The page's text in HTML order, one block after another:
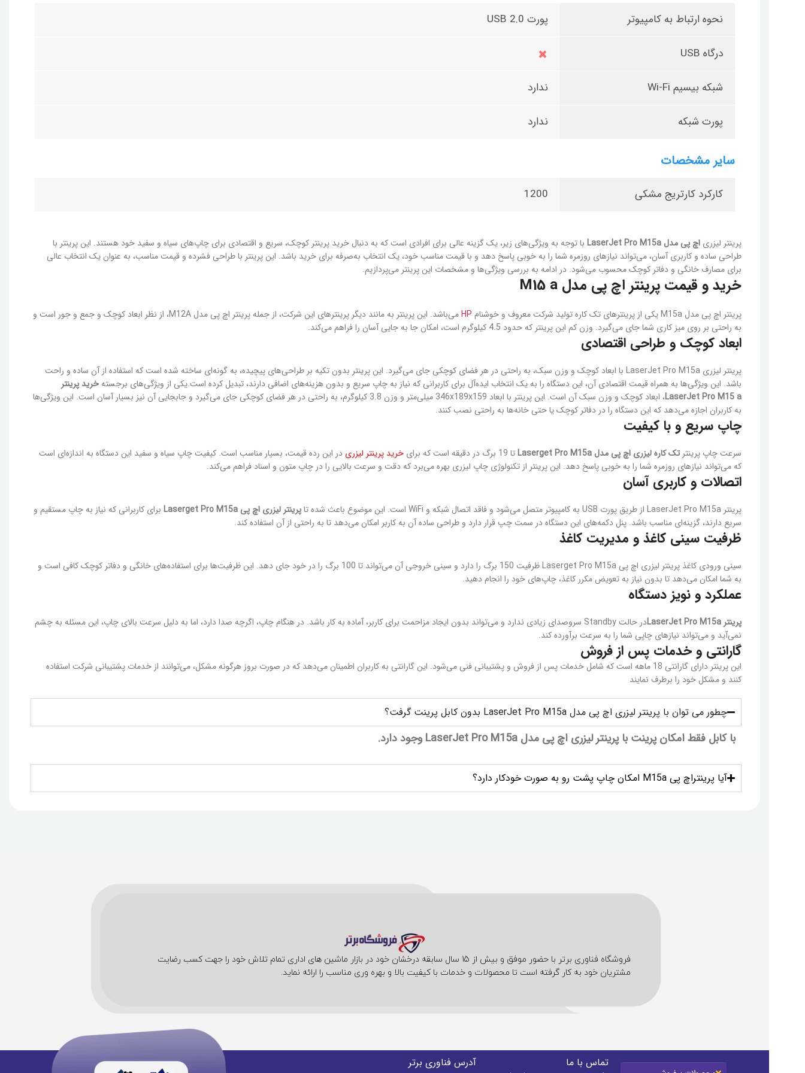
نحوه ارتباط به کامپیوتر پورت USB 2.0
درگاه USB
شبکه بیسیم Wi-Fi ندارد
پورت شبکه ندارد
سایر مشخصات
کارکرد کارتریج مشکی 1200
پرینتر لیزری اچ پی مدل LaserJet Pro M15a
با توجه به ویژگی‌های زیر، یک گزینه عالی برای افرادی است که به دنبال خرید پرینتر کوچک، سریع و اقتصادی برای چاپ‌های سیاه و سفید خود هستند. این پرینتر با
طراحی ساده و کاربری آسان، می‌تواند نیازهای روزمره شما را به خوبی پاسخ دهد و با قیمت مناسب خود، یک انتخاب به‌صرفه برای خرید باشد. این پرینتر با طراحی فشرده و قیمت مناسب، به عنوان یک انتخاب عالی
برای مصارف خانگی و دفاتر کوچک محسوب می‌شود. در ادامه به بررسی ویژگی‌ها و مشخصات این پرینتر می‌پردازیم.
خرید و قیمت پرینتر اچ پی مدل M15 a
پرینتر اچ پی مدل M15a یکی از پرینترهای تک کاره تولید شرکت معروف و خوشنام HP
می‌باشد. این پرینتر به مانند دیگر پرینترهای این شرکت، از جمله پرینتر اچ پی مدل M12A، از نظر ابعاد کوچک و جمع و جور است و
به راحتی بر روی میز کاری شما جای می‌گیرد. وزن کم این پرینتر که حدود 4.5 کیلوگرم است، امکان جا به جایی آسان را فراهم می‌کند.
ابعاد کوچک و طراحی اقتصادی
پرینتر لیزری LaserJet Pro M15a با ابعاد کوچک و وزن سبک، به راحتی در هر فضای کوچکی جای می‌گیرد. این پرینتر بدون تکیه بر طراحی‌های پیچیده، به گونه‌ای ساخته شده است که استفاده از آن ساده و راحت
باشد. این ویژگی‌ها به همراه قیمت اقتصادی آن، این دستگاه را به یک انتخاب ایده‌آل برای کاربرانی که نیاز به چاپ سریع و بدون هزینه‌های اضافی دارند، تبدیل کرده است.یکی از ویژگی‌های برجستهخرید پرینتر
LaserJet Pro M15 a
، ابعاد کوچک و وزن سبک آن است. این پرینتر با ابعاد 346x189x159 میلی‌متر و وزن 3.8 کیلوگرم، به راحتی در هر فضای کوچکی جای می‌گیرد و جابجایی آن نیز بسیار آسان است. این ویژگی‌ها
به کاربران اجازه می‌دهد که این دستگاه را در دفاتر کوچک یا حتی خانه‌ها به راحتی نصب کنند.
چاپ سریع و با کیفیت
سرعت چاپ پرینترتک کاره لیزری اچ پی مدل Laserget Pro M15a تا 19 برگ در دقیقه است که برای خرید پرینتر لیزری در این رده قیمت، بسیار مناسب است. کیفیت چاپ سیاه و سفید این دستگاه به اندازه‌ای است
که می‌تواند نیازهای روزمره شما را به خوبی پاسخ دهد. این پرینتر از تکنولوژی چاپ لیزری بهره می‌برد که دقت و سرعت بالایی را در چاپ متون و اسناد فراهم می‌کند.
اتصالات و کاربری آسان
پرینتر LaserJet Pro M15a از طریق پورت USB به کامپیوتر متصل می‌شود و فاقد اتصال شبکه و WiFi است. این موضوع باعث شده تا پرینتر لیزری اچ پی Laserget Pro M15a
برای کاربرانی که نیاز به چاپ مستقیم و
سریع دارند، گزینه‌ای مناسب باشد. پنل دکمه‌های این دستگاه در سمت چپ قرار دارد و طراحی ساده آن به کاربر امکان می‌دهد تا به راحتی از آن استفاده کند.
ظرفیت سینی کاغذ و مدیریت کاغذ
سینی ورودی کاغذ پرینتر لیزری اچ پی Laserget Pro M15a ظرفیت 150 برگ را دارد و سینی خروجی آن می‌تواند تا 100 برگ را در خود جای دهد. این ظرفیت‌ها برای استفاده‌های خانگی و دفاتر کوچک کافی است و
به شما امکان می‌دهد تا بدون نیاز به تعویض مکرر کاغذ، چاپ‌های خود را انجام دهید.
عملکرد و نویز دستگاه
پرینتر LaserJet Pro M15a
در حالت Standby سروصدای زیادی ندارد و می‌تواند بدون ایجاد مزاحمت برای کاربر، آماده به کار باشد. در هنگام چاپ، اگرچه صدا دارد، اما به دلیل سرعت بالای چاپ، این مسئله به چشم
نمی‌آید و می‌تواند نیازهای چاپی شما را به سرعت برآورده کند.
گارانتی و خدمات پس از فروش
این پرینتر دارای گارانتی 18 ماهه است که شامل خدمات پس از فروش و پشتیبانی فنی می‌شود. این گارانتی به کاربران اطمینان می‌دهد که در صورت بروز هرگونه مشکل، می‌توانند از خدمات پشتیبانی شرکت استفاده
کنند و مشکل خود را برطرف نمایند
چطور می توان با پرینتر لیزری اچ پی مدل LaserJet Pro M15a بدون کابل پرینت گرفت؟
با کابل فقط امکان پرینت با پرینتر لیزری اچ پی مدل LaserJet Pro M15a وجود دارد.
آیا پرینتراچ پی M15a امکان چاپ پشت رو به صورت خودکار دارد؟
فروشگاه فناوری برتر با حضور موفق و بیش از 15 سال سابقه درخشان خود در بازار ماشین های اداری تمام تلاش خود را جهت کسب رضایت
مشتریان خود به کار گرفته است تا محصولات و خدمات با کیفیت بالا و بهره وری مناسب را ارائه نماید.
تماس با ما آدرس فناوری برتر